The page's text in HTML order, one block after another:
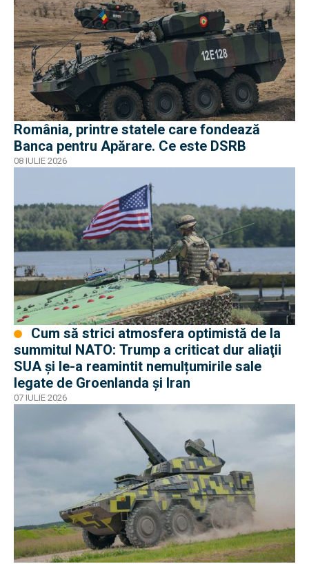
România, printre statele care fondează
Banca pentru Apărare. Ce este DSRB
08 IULIE 2026
summitul NATO: Trump a criticat dur aliaţii
SUA şi le-a reamintit nemulțumirile sale
legate de Groenlanda şi Iran
07 IULIE 2026